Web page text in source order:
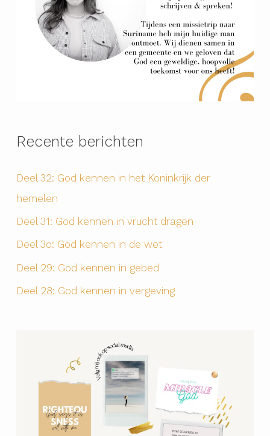
Recente berichten
Deel 32: God kennen in het Koninkrijk der
hemelen
Deel 31: God kennen in vrucht dragen
Deel 3o: God kennen in de wet
Deel 29: God kennen in gebed
Deel 28: God kennen in vergeving